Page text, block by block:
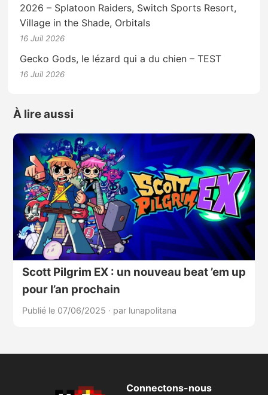
2026 – Splatoon Raiders, Switch Sports Resort,
Village in the Shade, Orbitals
16 Juil 2026
Gecko Gods, le lézard qui a du chien – TEST
16 Juil 2026
À lire aussi
Scott Pilgrim EX : un nouveau beat ’em up
pour l’an prochain
Publié le 07/06/2025 · par lunapolitana
Connectons-nous